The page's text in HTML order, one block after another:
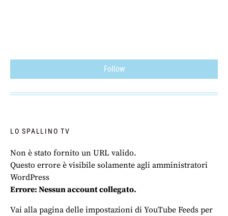
Follow
LO SPALLINO TV
Non è stato fornito un URL valido.
Questo errore è visibile solamente agli amministratori
WordPress
Errore: Nessun account collegato.
Vai alla pagina delle impostazioni di YouTube Feeds per